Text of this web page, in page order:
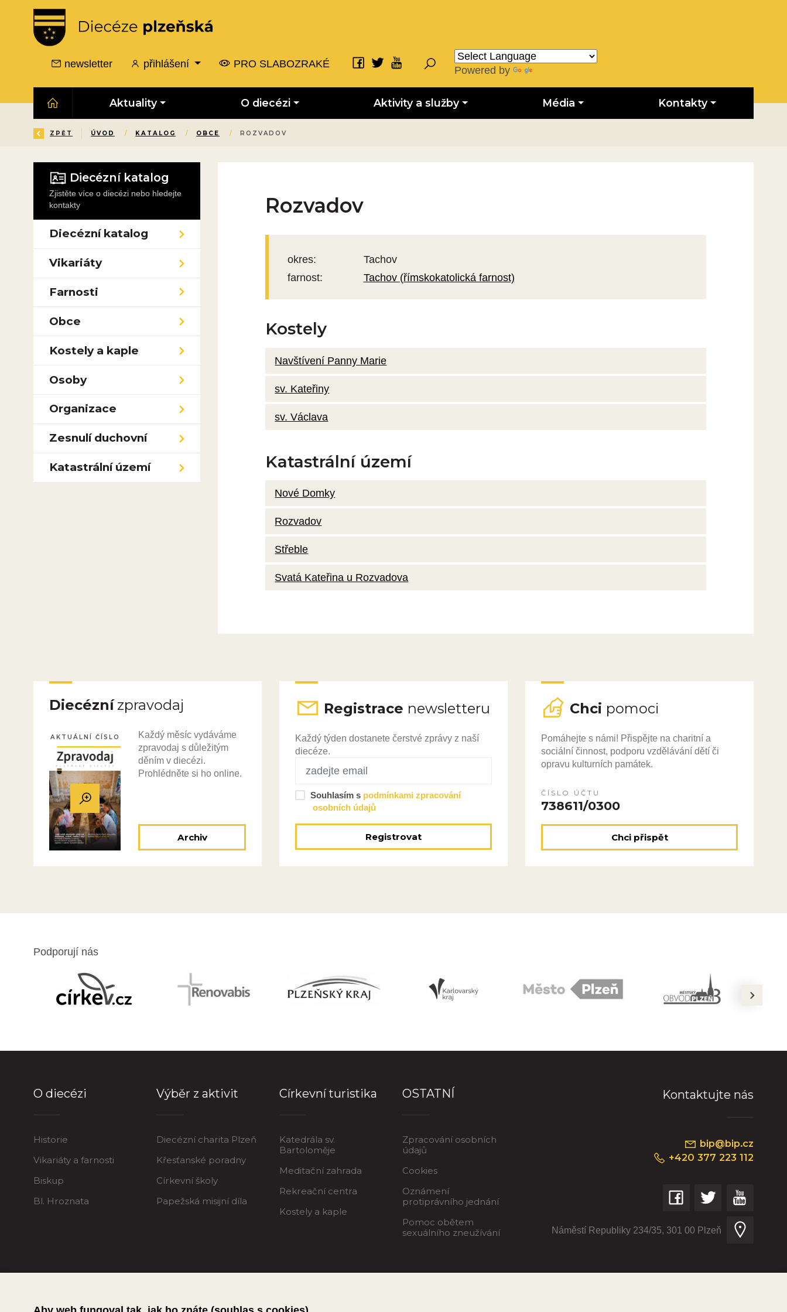
newsletter přihlášení PRO SLABOZRAKÉ
Powered by
Aktuality O diecézi Aktivity a služby Média Kontakty
ZPĚT ÚVOD / KATALOG / OBCE / ROZVADOV
Diecézní katalog
Zjistěte více o diecézi nebo hledejte
kontakty
Diecézní katalog
Vikariáty
Farnosti
Obce
Kostely a kaple
Osoby
Organizace
Zesnulí duchovní
Katastrální území
Rozvadov
okres:
Tachov
farnost:
Tachov (římskokatolická farnost)
Kostely
Navštívení Panny Marie
sv. Kateřiny
sv. Václava
Katastrální území
Nové Domky
Rozvadov
Střeble
Svatá Kateřina u Rozvadova
Diecéznízpravodaj
AKTUÁLNÍ ČÍSLO
Každý měsíc vydáváme
zpravodaj s důležitým
děním v diecézi.
Prohlédněte si ho online.
Archiv
Registrace newsletteru
Každý týden dostanete čerstvé zprávy z naší
diecéze.
Souhlasím s podmínkami zpracování
osobních údajů
Registrovat
Chci pomoci
Pomáhejte s námi! Přispějte na charitní a
sociální činnost, podporu vzdělávání dětí či
opravu kulturních památek.
ČÍSLO ÚČTU
738611/0300
Chci přispět
Podporují nás
next
O diecézi
Historie
Vikariáty a farnosti
Biskup
Bl. Hroznata
Výběr z aktivit
Diecézní charita Plzeň
Křesťanské poradny
Církevní školy
Papežská misijní díla
Církevní turistika
Katedrála sv.
Bartoloměje
Meditační zahrada
Rekreační centra
Kostely a kaple
OSTATNÍ
Zpracování osobních
údajů
Cookies
Oznámení
protiprávního jednání
Pomoc obětem
sexuálního zneužívání
Kontaktujte nás
bip@bip.cz
+420 377 223 112
Náměstí Republiky 234/35, 301 00 Plzeň